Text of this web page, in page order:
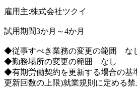
雇用主:株式会社ツクイ
試用期間3か月～4か月
◆従事すべき業務の変更の範囲 な
◆勤務場所の変更の範囲 なし
◆有期労働契約を更新する場合の基
更新回数の上限)就業規則に定める